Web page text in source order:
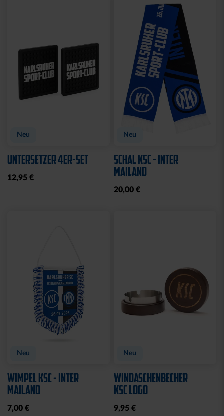
Neu
UNTERSETZER 4ER-SET
12,95 €
Neu
SCHAL KSC - INTER
MAILAND
20,00 €
Neu
WIMPEL KSC - INTER
MAILAND
7,00 €
Neu
WINDASCHENBECHER
KSC LOGO
9,95 €